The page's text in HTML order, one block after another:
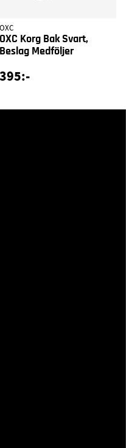
OXC
OXC Korg Bak Svart,
Beslag Medföljer
395:-